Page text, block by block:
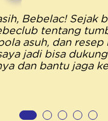
Bebelac! Sejak
tentang
asuh, dan resep
jadi bisa
dan bantu jaga